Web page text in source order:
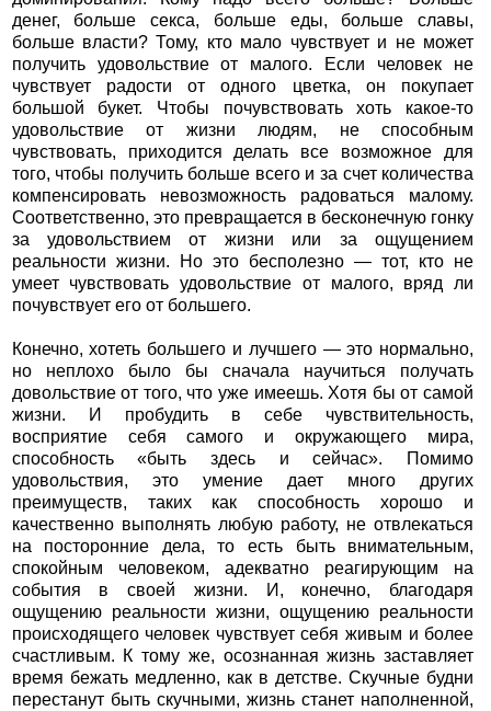
денег, больше секса, больше еды, больше славы,
больше власти? Тому, кто мало чувствует и не может
получить удовольствие от малого. Если человек не
чувствует радости от одного цветка, он покупает
большой букет. Чтобы почувствовать хоть какое-то
удовольствие от жизни людям, не способным
чувствовать, приходится делать все возможное для
того, чтобы получить больше всего и за счет количества
компенсировать невозможность радоваться малому.
Соответственно, это превращается в бесконечную гонку
за удовольствием от жизни или за ощущением
реальности жизни. Но это бесполезно — тот, кто не
умеет чувствовать удовольствие от малого, вряд ли
почувствует его от большего.
Конечно, хотеть большего и лучшего — это нормально,
но неплохо было бы сначала научиться получать
довольствие от того, что уже имеешь. Хотя бы от самой
жизни. И пробудить в себе чувствительность,
восприятие себя самого и окружающего мира,
способность «быть здесь и сейчас». Помимо
удовольствия, это умение дает много других
преимуществ, таких как способность хорошо и
качественно выполнять любую работу, не отвлекаться
на посторонние дела, то есть быть внимательным,
спокойным человеком, адекватно реагирующим на
события в своей жизни. И, конечно, благодаря
ощущению реальности жизни, ощущению реальности
происходящего человек чувствует себя живым и более
счастливым. К тому же, осознанная жизнь заставляет
время бежать медленно, как в детстве. Скучные будни
перестанут быть скучными, жизнь станет наполненной,